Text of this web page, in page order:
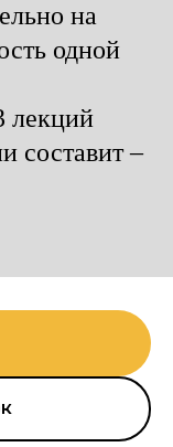
на
одной
лекций
составит –